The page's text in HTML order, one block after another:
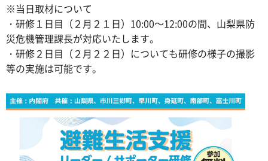
※当日取材について
・研修１日目（２月２１日）10:00～12:00の間、山梨県防
災危機管理課長が対応いたします。
・研修２日目（２月２２日）についても研修の様子の撮影
等の実施は可能です。